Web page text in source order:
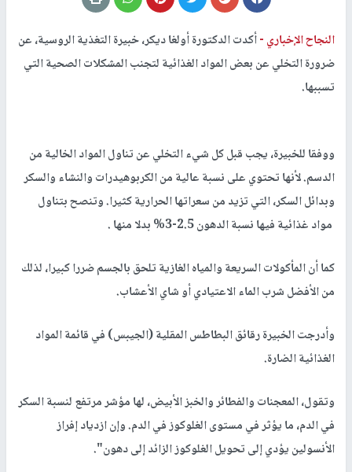
النجاح الإخباري -أكدت الدكتورة أولغا ديكر، خبيرة التغذية الروسية، عن
ضرورة التخلي عن بعض المواد الغذائية لتجنب المشكلات الصحية التي
تسببها.
ووفقا للخبيرة، يجب قبل كل شيء التخلي عن تناول المواد الخالية من
الدسم. لأنها تحتوي على نسبة عالية من الكربوهيدرات والنشاء والسكر
وبدائل السكر، التي تزيد من سعراتها الحرارية كثيرا. وتنصح بتناول
مواد غذائية فيها نسبة الدهون 2.5-3% بدلا منها .
كما أن المأكولات السريعة والمياه الغازية تلحق بالجسم ضررا كبيرا، لذلك
من الأفضل شرب الماء الاعتيادي أو شاي الأعشاب.
وأدرجت الخبيرة رقائق البطاطس المقلية (الجيبس) في قائمة المواد
الغذائية الضارة.
وتقول، المعجنات والفطائر والخبز الأبيض، لها مؤشر مرتفع لنسبة السكر
في الدم، ما يؤثر في مستوى الغلوكوز في الدم. وإن ازدياد إفراز
الأنسولين يؤدي إلى تحويل الغلوكوز الزائد إلى دهون".